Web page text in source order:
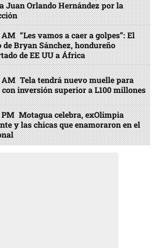
Juan Orlando Hernández por la
AM “Les vamos a caer a golpes”: El
de Bryan Sánchez, hondureño
de EE UU a África
AM Tela tendrá nuevo muelle para
con inversión superior a L100 millones
PM Motagua celebra, exOlimpia
y las chicas que enamoraron en el